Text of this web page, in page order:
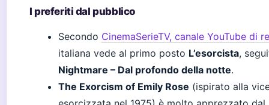
I preferiti dal pubblico
Secondo CinemaSerieTV, canale YouTube di
italiana vede al primo posto L’esorcista,
Nightmare – Dal profondo della notte.
The Exorcism of Emily Rose (ispirato alla